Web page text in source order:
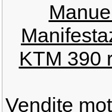
KTM 390
Vendite